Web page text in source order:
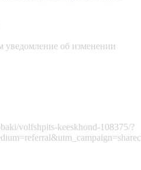
об изменении
volfshpits-keeskhond-108375/?